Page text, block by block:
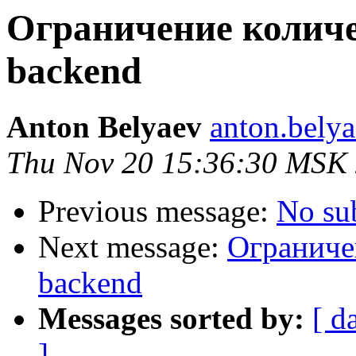
Ограничение
backend
Anton Belyaev
Thu Nov 20 15:36:30 MSK
Previous message: No
Next message:
backend
Messages sorted by: [